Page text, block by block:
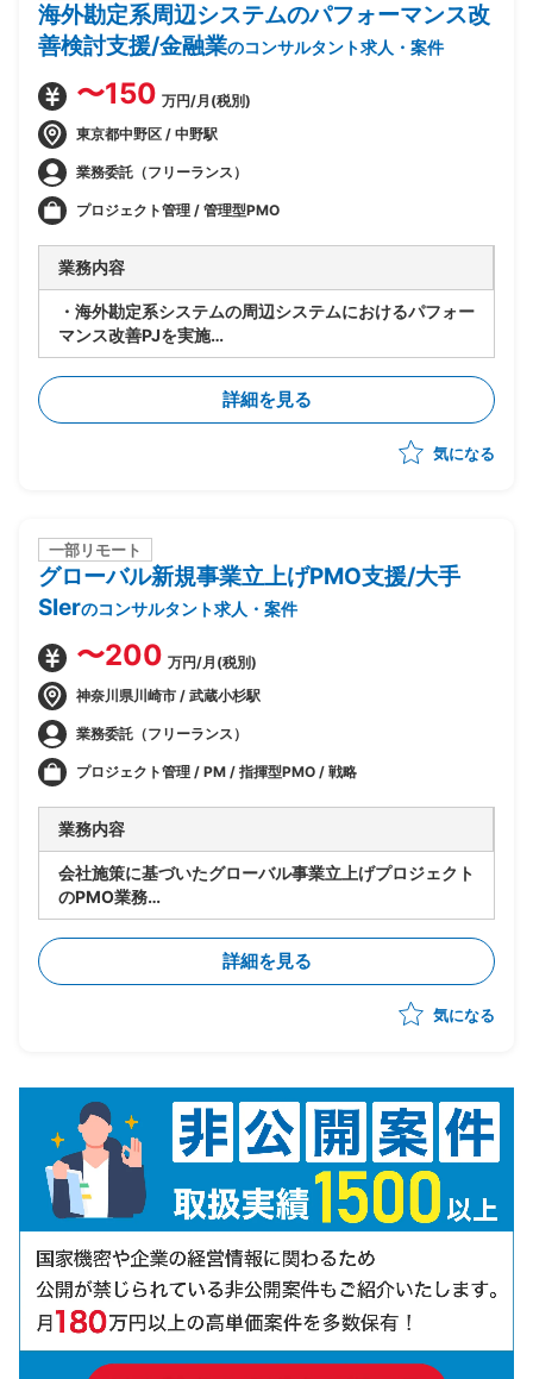
海外勘定系周辺システムのパフォーマンス改
善検討支援/金融業のコンサルタント求人・案件
〜150 万円/月(税別)
東京都中野区 / 中野駅
業務委託（フリーランス）
プロジェクト管理 / 管理型PMO
業務内容
・海外勘定系システムの周辺システムにおけるパフォー
マンス改善PJを実施
・今期(基礎検討フェーズ)における、現存データを保持
しつつパフォーマンスを改善するソリューションの検討
詳細を見る
気になる
一部リモート
グローバル新規事業立上げPMO支援/大手
SIerのコンサルタント求人・案件
〜200 万円/月(税別)
神奈川県川崎市 / 武蔵小杉駅
業務委託（フリーランス）
プロジェクト管理 / PM / 指揮型PMO / 戦略
業務内容
会社施策に基づいたグローバル事業立上げプロジェクト
のPMO業務
・実行フェーズの推進
・英語圏出身のPMのもと進捗管理、アイデアのとりま
・各ステークホルダとの英語によるコミュニケーション
詳細を見る
気になる